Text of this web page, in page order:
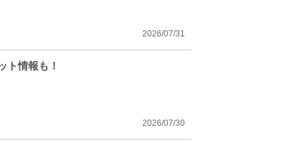
2026/07/31
ト情報も！
2026/07/30